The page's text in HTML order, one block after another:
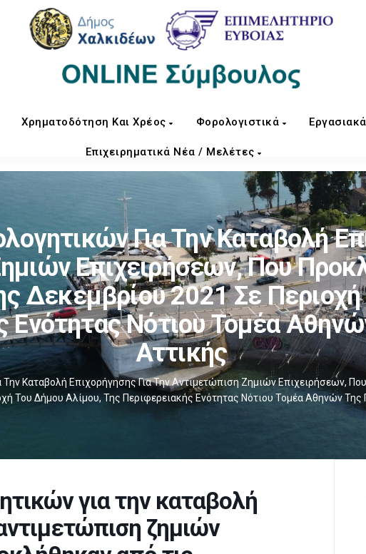
Χρηματοδότηση Και Χρέος Φορολογιστικά
Επιχειρηματικά Νέα / Μελέτες
Για Την Καταβολή
Επιχειρήσεων, Που
Δεκεμβρίου 2021 Σε
Ενότητας Νότιου Τομέα
Αττικής
Την Καταβολή Επιχορήγησης Για Την Αντιμετώπιση Ζημιών Επιχειρήσεων,
Του Δήμου Αλίμου, Της Περιφερειακής Ενότητας Νότιου Τομέα Αθηνών Της
για την καταβολή
ζημιών